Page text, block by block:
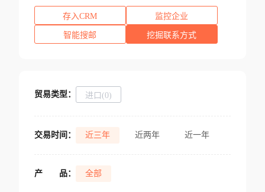
存入CRM 监控企业
智能搜邮 挖掘联系方式
贸易类型： 进口(0)
交易时间： 近三年 近两年 近一年
产 品： 全部